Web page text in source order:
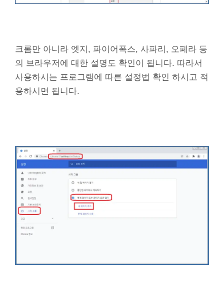
크롬만 아니라 엣지, 파이어폭스, 사파리, 오페라 등
의 브라우저에 대한 설명도 확인이 됩니다. 따라서
사용하시는 프로그램에 따른 설정법 확인 하시고 적
용하시면 됩니다.